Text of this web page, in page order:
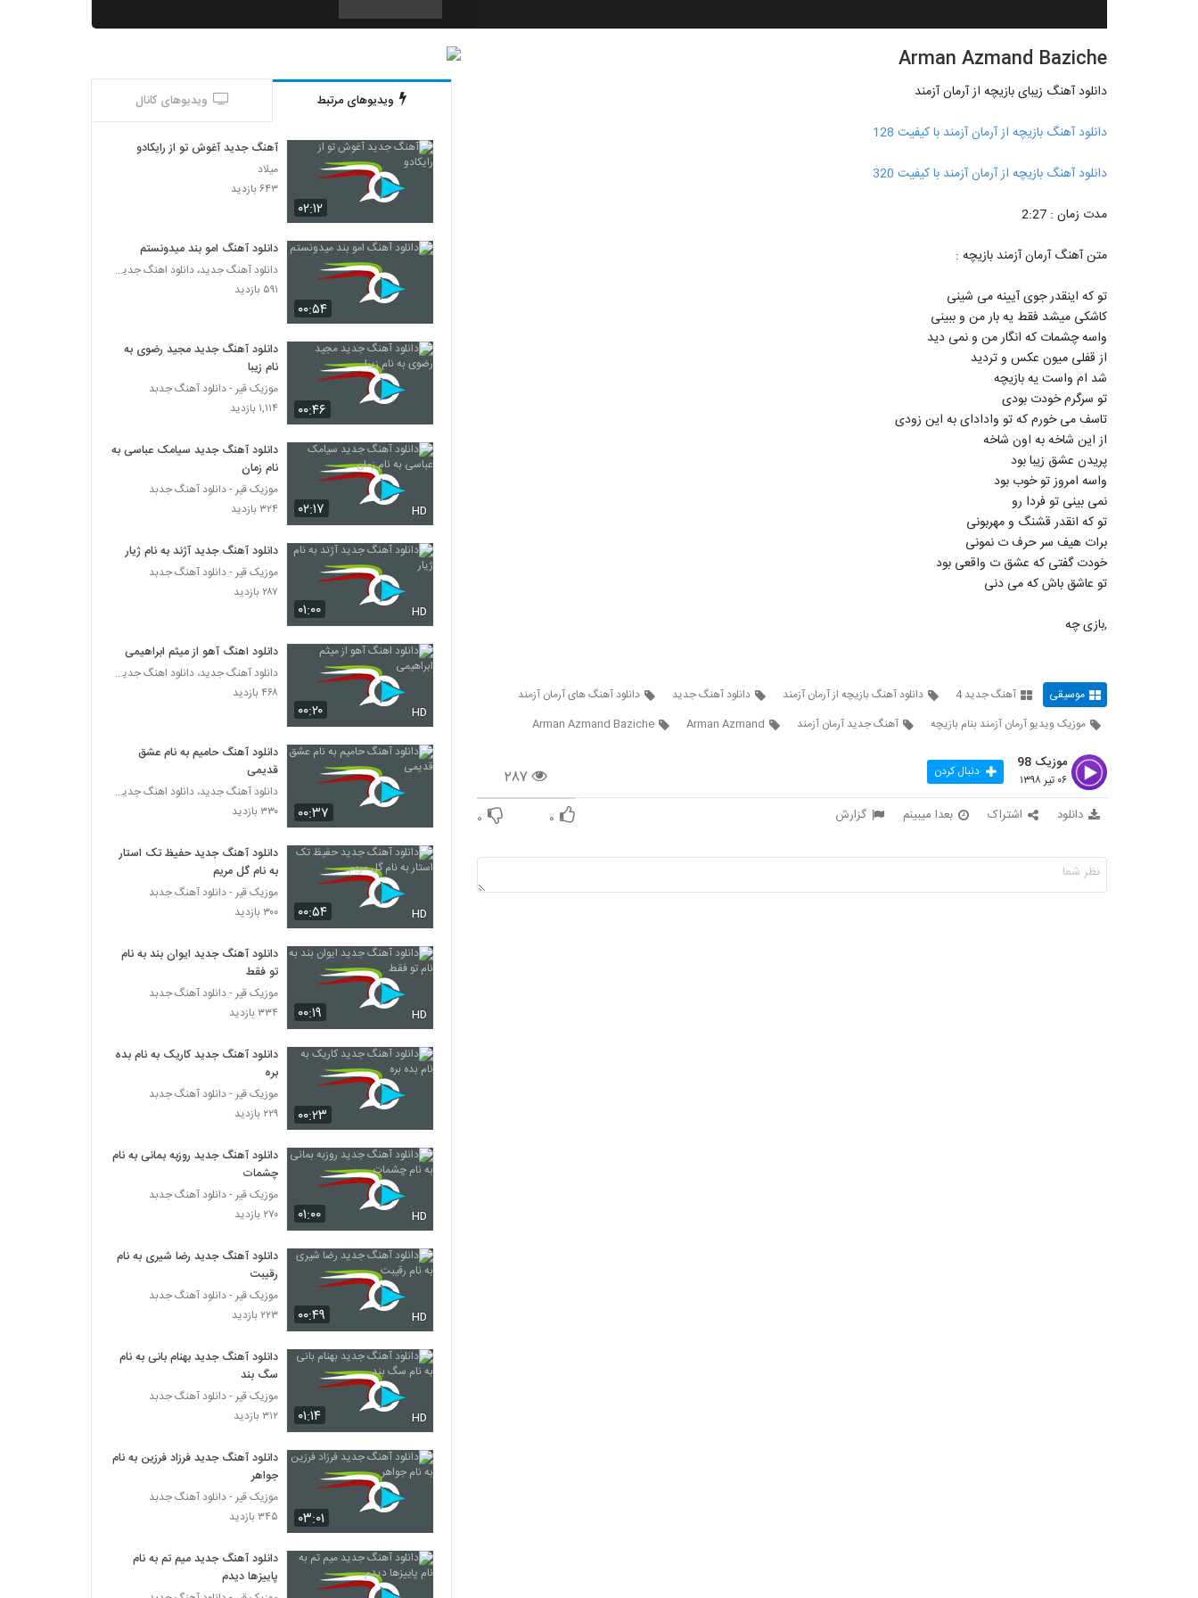
4317
بهنام قلی پور آهنگ خدا
دانلود آهنگ جدید و زیبای بهنام قلی پور با نام
کابوس
۲۷۹ بازدید
موزیک زیبای خانواده از علی پرویزی
۲۸۹ بازدید
۳۴۴ بازدید
دانلود آهنگ محمد یعقوبی هی
۳۱۴ بازدید
Dj Amir Pasha Behtar Az To
آهنگ نفهمیدم چی شد از مهرشاد(پاپ)
۵۳۷ بازدید
بهزاد لیتو آهنگ بز جیبت (به همراه سپهر خلسه)
آهنگ رضا یزدانی بنام حقم نبود
۳۹۴ بازدید
آهنگ گرشا رضایی بنام دیوونه ی دیوونه
۶۰۵ بازدید
Hajian Cheshaye Naz)
۳۹۴ بازدید
آهنگ احسان مهدیان بنام دیروز
۲۸۱ بازدید
امیر تفریط آهنگ عشق منی
۵۲۱ بازدید
آهنگ معین راهبر بنام یه نفر تو زندگیمه
۴۶۹ بازدید
دانلود آهنگ جدید و زیبای مرتضی فاضل با نام
فرصت
۲۸۳ بازدید
مهرتاش آهنگ یه مرد
۲۵۳ بازدید
موزیک زیبای شهید از رسول رضوی
Amin Masaeli Rahe Asheghi
۲۵۰ بازدید
Razmara Nasepasi)
۲۹۴ بازدید
دانلود آهنگ مهدی صدفی زاده دلم پر کشید
۲۷۰ بازدید
دانلود آهنگ انتظار از راوی به همراه متن ترانه
۳۴۷ بازدید
Arman Azmand Baziche
دانلود آهنگ زیبای بازیچه از آرمان آزمند
دانلود آهنگ بازیچه از آرمان آزمند با کیفیت 128
دانلود آهنگ بازیچه از آرمان آزمند با کیفیت 320
مدت زمان : 2:27
متن آهنگ آرمان آزمند بازیچه :
تو که اینقدر جوی آیینه می شینی
کاشکی میشد فقط یه بار من و ببینی
واسه چشمات که انگار من و نمی دید
از قفلی میون عکس و تردید
شد ام واست یه بازیچه
تو سرگرم خودت بودی
تاسف می خورم که تو وادادای به این زودی
از این شاخه به اون شاخه
پریدن عشق زیبا بود
واسه امروز تو خوب بود
نمی بینی تو فردا رو
تو که انقدر قشنگ و مهربونی
برات هیف سر حرف ت نمونی
خودت گفتی که عشق ت واقعی بود
تو عاشق باش که می دنی
,بازی چه
موسیقی آهنگ جدید 4 دانلود آهنگ بازیچه از آرمان آزمند دانلود آهنگ جدید
دانلود آهنگ های آرمان آزمند
موزیک ویدیو آرمان آزمند بنام بازیچه
آهنگ جدید آرمان آزمند Arman Azmand
Arman Azmand Baziche
۲۸۷
موزیک 98
۰۶ تیر ۱۳۹۸ دنبال کردن
دانلود اشتراک بعدا میبینم گزارش ۰ ۰
ویدیوهای مرتبط ویدیوهای کانال
۰۲:۱۲
آهنگ جدید آغوش تو از رایکادو
میلاد
۶۴۳ بازدید
۰۰:۵۴
دانلود آهنگ امو بند میدونستم
دانلود آهنگ جدید، دانلود اهنگ جدید ایرانی
۵۹۱ بازدید
۰۰:۴۶
دانلود آهنگ جدید مجید رضوی به
نام زیبا
موزیک قیر - دانلود آهنگ جدبد
۱,۱۱۴ بازدید
۰۲:۱۷ HD
دانلود آهنگ جدید سیامک عباسی به
نام زمان
موزیک قیر - دانلود آهنگ جدبد
۳۲۴ بازدید
۰۱:۰۰ HD
دانلود آهنگ جدید آژند به نام ژیار
موزیک قیر - دانلود آهنگ جدبد
۲۸۷ بازدید
۰۰:۲۰ HD
دانلود اهنگ آهو از میثم ابراهیمی
دانلود آهنگ جدید، دانلود اهنگ جدید ایرانی
۴۶۸ بازدید
۰۰:۳۷
دانلود آهنگ حامیم به نام عشق
قدیمی
دانلود آهنگ جدید، دانلود اهنگ جدید ایرانی
۳۳۰ بازدید
۰۰:۵۴ HD
دانلود آهنگ جدید حفیظ تک استار
به نام گل مریم
موزیک قیر - دانلود آهنگ جدبد
۳۰۰ بازدید
۰۰:۱۹ HD
دانلود آهنگ جدید ایوان بند به نام
تو فقط
موزیک قیر - دانلود آهنگ جدبد
۳۳۴ بازدید
۰۰:۲۳
دانلود آهنگ جدید کاریک به نام بده
بره
موزیک قیر - دانلود آهنگ جدبد
۲۲۹ بازدید
۰۱:۰۰ HD
دانلود آهنگ جدید روزبه بمانی به نام
چشمات
موزیک قیر - دانلود آهنگ جدبد
۲۷۰ بازدید
۰۰:۴۹ HD
دانلود آهنگ جدید رضا شیری به نام
رقیبت
موزیک قیر - دانلود آهنگ جدبد
۲۲۳ بازدید
۰۱:۱۴ HD
دانلود آهنگ جدید بهنام بانی به نام
سگ بند
موزیک قیر - دانلود آهنگ جدبد
۳۱۲ بازدید
۰۳:۰۱
دانلود آهنگ جدید فرزاد فرزین به نام
جواهر
موزیک قیر - دانلود آهنگ جدبد
۳۴۵ بازدید
دانلود آهنگ جدید میم تم به نام
پاییزها دیدم